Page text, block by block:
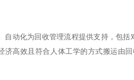
自动化为回收管理流程提供支持，包
济高效且符合人体工学的方式搬运由